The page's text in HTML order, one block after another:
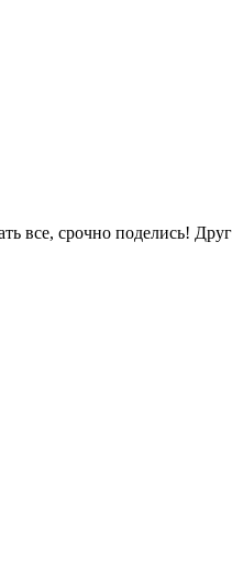
все, срочно поделись!